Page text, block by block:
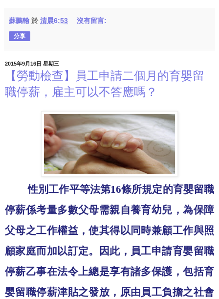
蘇鵬翰 於清晨6:53 沒有留言:
分享
2015年9月16日 星期三
【勞動檢查】員工申請二個月的育嬰留
職停薪，雇主可以不答應嗎？
性別工作平等法第16條所規定的育嬰留職
停薪係考量多數父母需親自養育幼兒，為保障
父母之工作權益，使其得以同時兼顧工作與照
顧家庭而加以訂定。因此，員工申請育嬰留職
停薪乙事在法令上總是享有諸多保護，包括育
嬰留職停薪津貼之發放，原由員工負擔之社會